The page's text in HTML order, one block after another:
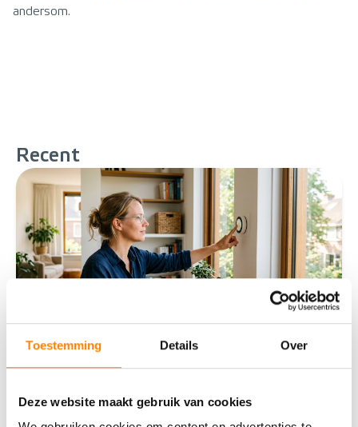
Toestemming Details Over
Deze website maakt gebruik van cookies
andersom.
Recent
smart home je op?